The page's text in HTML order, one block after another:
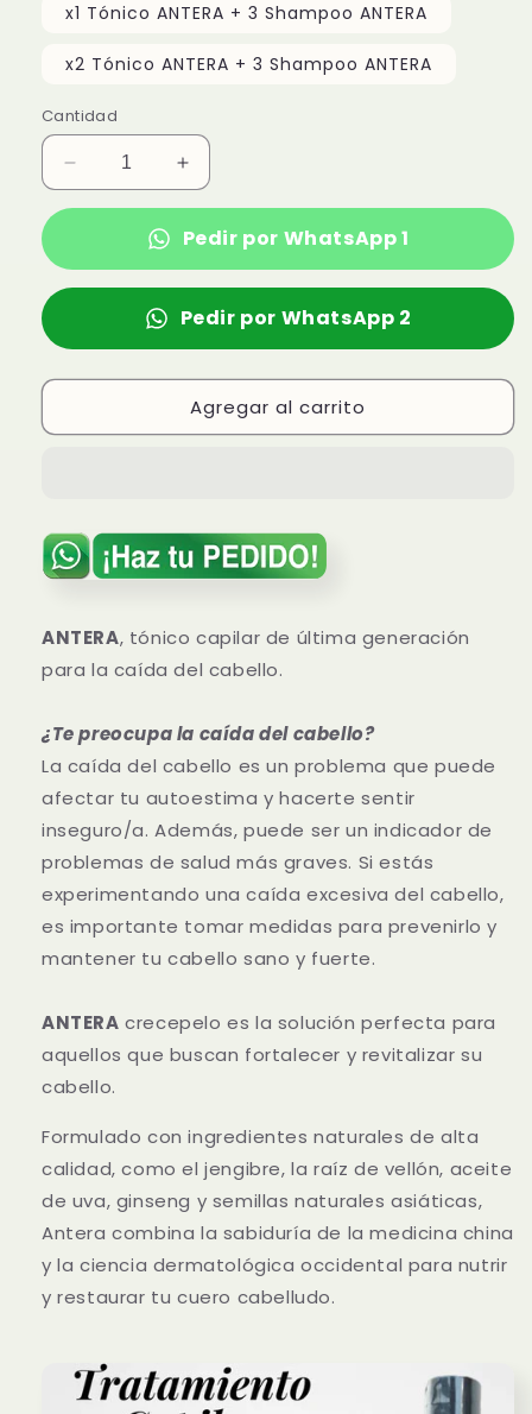
x1 Tónico ANTERA + 3 Shampoo ANTERA
x2 Tónico ANTERA + 3 Shampoo ANTERA
Cantidad
Reducir
cantidad
capilar
Aumentar
cantidad
Tónico
capilar
Pedir por WhatsApp 1
Pedir por WhatsApp 2
Agregar al carrito
ANTERA, tónico capilar de última generación
para la caída del cabello.
¿Te preocupa la caída del cabello?
La caída del cabello es un problema que puede
afectar tu autoestima y hacerte sentir
inseguro/a. Además, puede ser un indicador de
problemas de salud más graves. Si estás
experimentando una caída excesiva del cabello,
es importante tomar medidas para prevenirlo y
mantener tu cabello sano y fuerte.
ANTERA crecepelo es la solución perfecta para
aquellos que buscan fortalecer y revitalizar su
cabello.
Formulado con ingredientes naturales de alta
calidad, como el jengibre, la raíz de vellón, aceite
de uva, ginseng y semillas naturales asiáticas,
Antera combina la sabiduría de la medicina china
y la ciencia dermatológica occidental para nutrir
y restaurar tu cuero cabelludo.